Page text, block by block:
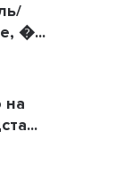
�...
на